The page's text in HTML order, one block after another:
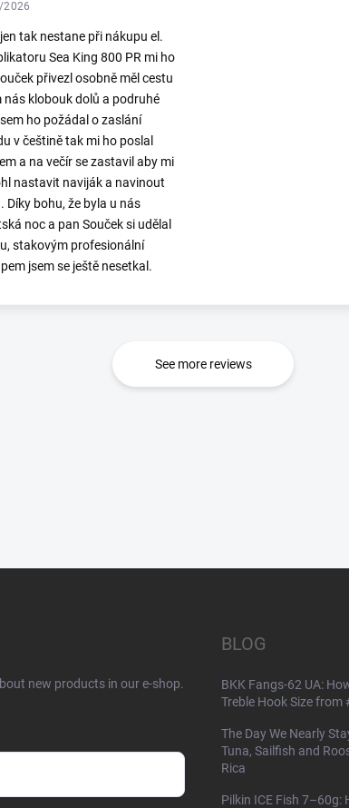
tak nestane při nákupu el.
Sea King 800 PR mi ho
přivezl osobně měl cestu
nás klobouk dolů a podruhé
ho požádal o zaslání
v češtině tak mi ho poslal
a na večír se zastavil aby mi
nastavit naviják a navinout
Díky bohu, že byla u nás
noc a pan Souček si udělal
stakovým profesionální
jsem se ještě nesetkal.
See more reviews
new products in our e-shop.
BLOG
BKK Fangs-62 UA:
Treble Hook Size from
The Day We Nearly
Tuna, Sailfish and
Rica
Pilkin ICE Fish 7–60g: